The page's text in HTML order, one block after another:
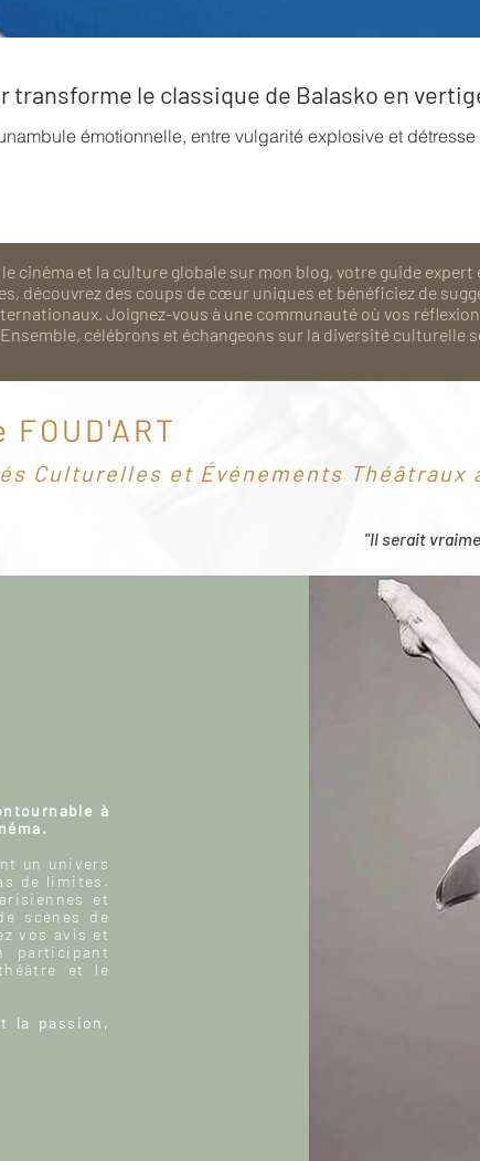
transforme le classique de Balasko en
émotionnelle, entre vulgarité explosive et
cinéma et la culture globale sur mon blog, votre guide expert
découvrez des coups de cœur uniques et bénéficiez de
Joignez-vous à une communauté où vos
célébrons et échangeons sur la diversité culturelle
Culturelles et Événements Théâtraux
"Il serait
à
un univers
de limites.
et
scènes de
vos avis et
participant
et le
la passion,